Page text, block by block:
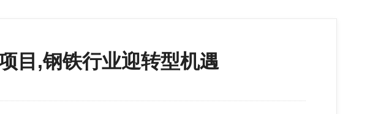
目,钢铁行业迎转型机遇